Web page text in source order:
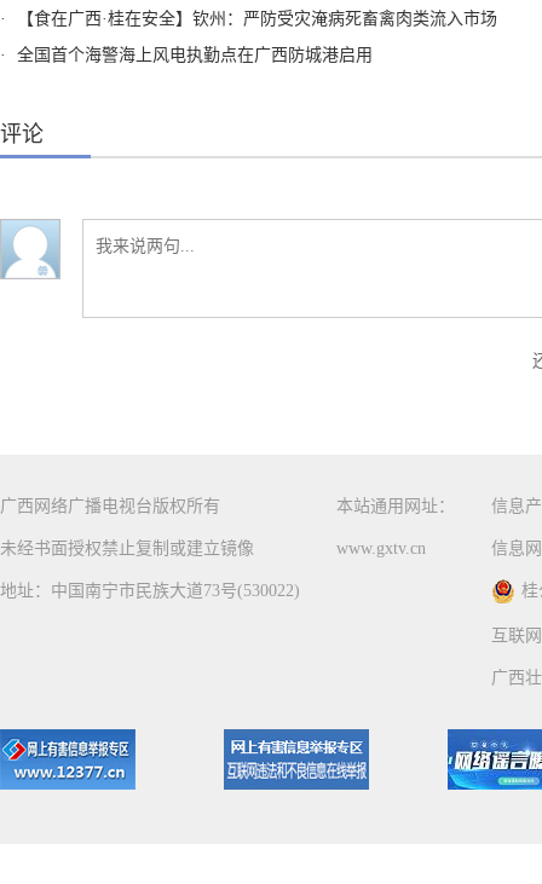
·
【食在广西·桂在安全】钦州：严防受灾淹病死畜禽肉类流入市场
·
全国首个海警海上风电执勤点在广西防城港启用
评论
广西网络广播电视台版权所有
未经书面授权禁止复制或建立镜像
地址：中国南宁市民族大道73号(530022)
本站通用网址：
www.gxtv.cn
信息
信息
桂
互联
广西